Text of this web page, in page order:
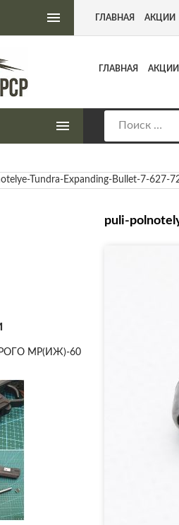
оружия
ГЛАВНАЯ АКЦИИ
ГЛАВНАЯ АКЦИИ
Tundra-Expanding-Bullet-7-627-
puli-
МР(ИЖ)-60